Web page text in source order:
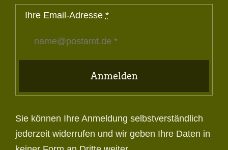
Ihre Email-Adresse *
Anmelden
Sie können Ihre Anmeldung selbstverständlich
jederzeit widerrufen und wir geben Ihre Daten in